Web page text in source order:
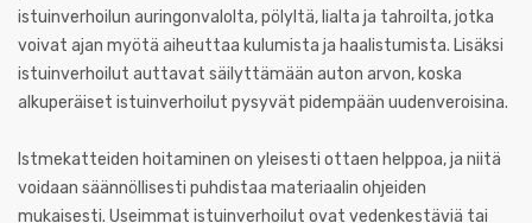
istuinverhoilun auringonvalolta, pölyltä, lialta ja tahroilta, jotka
voivat ajan myötä aiheuttaa kulumista ja haalistumista. Lisäksi
istuinverhoilut auttavat säilyttämään auton arvon, koska
alkuperäiset istuinverhoilut pysyvät pidempään uudenveroisina.
Istmekatteiden hoitaminen on yleisesti ottaen helppoa, ja niitä
voidaan säännöllisesti puhdistaa materiaalin ohjeiden
mukaisesti. Useimmat istuinverhoilut ovat vedenkestäviä tai